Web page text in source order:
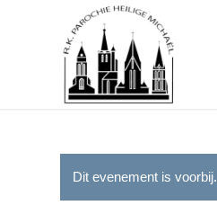
Dit evenement is voorbij.